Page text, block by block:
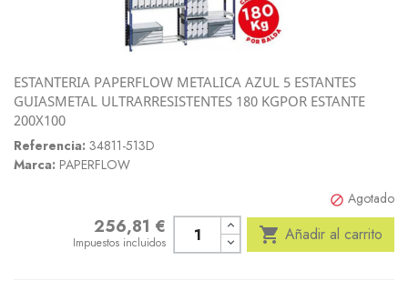
ESTANTERIA PAPERFLOW METALICA AZUL 5 ESTANTES
GUIASMETAL ULTRARRESISTENTES 180 KGPOR ESTANTE
200X100
Referencia: 34811-513D
Marca: PAPERFLOW
 Agotado
Precio256,81 €
Impuestos incluidos  Añadir al carrito